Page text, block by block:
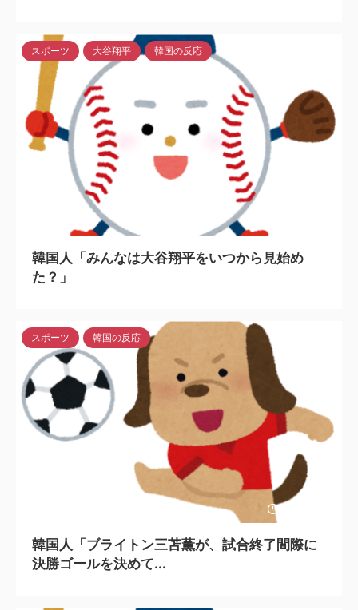
スポーツ 大谷翔平 韓国の反応
韓国人「みんなは大谷翔平をいつから見始め
た？」
スポーツ 韓国の反応
韓国人「ブライトン三苫薫が、試合終了間際に
決勝ゴールを決めて...